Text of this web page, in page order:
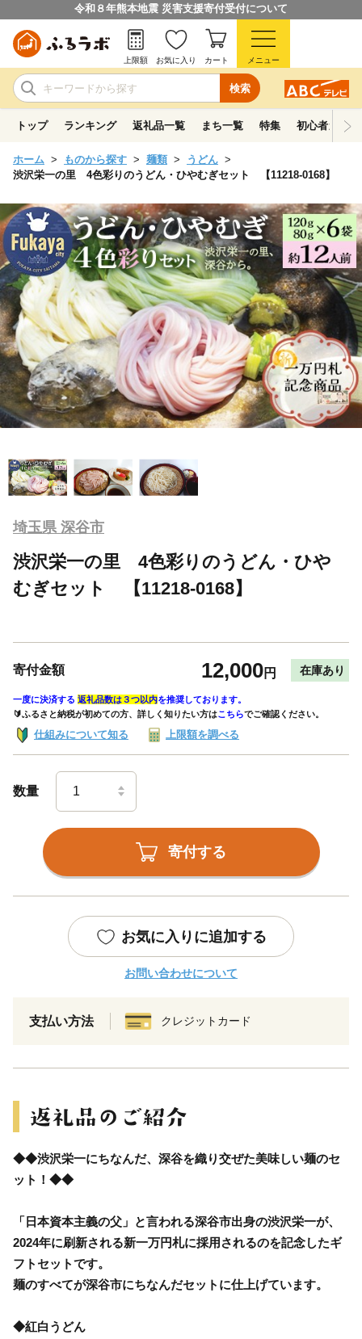
令和８年熊本地震 災害支援寄付受付について
検索
上限額 お気に入り カート メニュー
トップ ランキング 返礼品一覧 まち一覧 特集 初心者ガイド
ホーム ものから探す 麺類
うどん
渋沢栄一の里 4色彩りのうどん・ひやむぎセット 【11218-0168】
埼玉県 深谷市
渋沢栄一の里 4色彩りのうどん・ひや
むぎセット 【11218-0168】
寄付金額 12,000円 在庫あり
一度に決済する 返礼品数は３つ以内を推奨しております。
🔰ふるさと納税が初めての方、詳しく知りたい方はこちらでご確認ください。
仕組みについて知る 上限額を調べる
数量
寄付する
お気に入りに追加する
お問い合わせについて
支払い方法 クレジットカード
◆◆渋沢栄一にちなんだ、深谷を織り交ぜた美味しい麺のセ
ット！◆◆
「日本資本主義の父」と言われる深谷市出身の渋沢栄一が、
2024年に刷新される新一万円札に採用されるのを記念したギ
フトセットです。
麺のすべてが深谷市にちなんだセットに仕上げています。
◆紅白うどん